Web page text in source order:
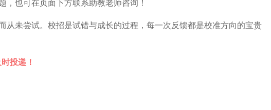
从未尝试。校招是试错与成长的过程，每一次反馈都是校准方向的宝贵
投递！